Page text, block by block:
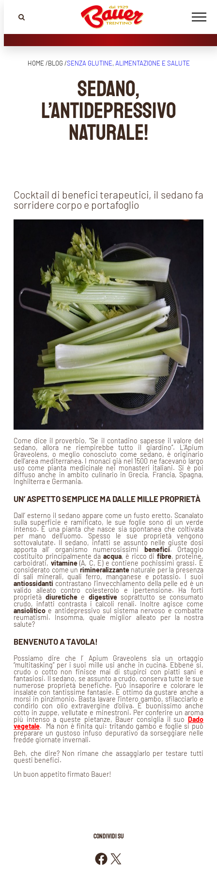
HOME /BLOG /SENZA GLUTINE, ALIMENTAZIONE E SALUTE
SEDANO,
l’antidepressivo
naturale!
Cocktail di benefici terapeutici, il sedano fa
sorridere corpo e portafoglio
Come dice il proverbio, “Se il contadino sapesse il valore del
sedano, allora ne riempirebbe tutto il giardino”. L’Apium
Graveolens, o meglio conosciuto come sedano, è originario
dell’area mediterranea. I monaci già nel 1500 ne facevano largo
uso come pianta medicinale nei monasteri italiani. Si è poi
diffuso anche in ambito culinario in Grecia, Francia, Spagna,
Inghilterra e Germania.
UN’ ASPETTO SEMPLICE MA DALLE MILLE PROPRIETÀ
Dall’ esterno il sedano appare come un fusto eretto. Scanalato
sulla superficie e ramificato, le sue foglie sono di un verde
intenso. È una pianta che nasce sia spontanea che coltivata
per mano dell’uomo. Spesso le sue proprietà vengono
sottovalutate. Il sedano, infatti se assunto nelle giuste dosi
apporta all’ organismo numerosissimi benefici. Ortaggio
costituito principalmente da acqua, è ricco di fibre, proteine,
carboidrati, vitamine(A, C, E) e contiene pochissimi grassi. È
considerato come un rimineralizzante naturale per la presenza
di sali minerali, quali ferro, manganese e potassio. I suoi
antiossidanti contrastano l’invecchiamento della pelle ed è un
valido alleato contro colesterolo e ipertensione. Ha forti
proprietà diuretiche e digestivesoprattutto se consumato
crudo, infatti contrasta i calcoli renali. Inoltre agisce come
ansiolitico e antidepressivo sul sistema nervoso e combatte
reumatismi. Insomma, quale miglior alleato per la nostra
salute?
BENVENUTO A TAVOLA!
Possiamo dire che l’ Apium Graveolens sia un ortaggio
“multitasking” per i suoi mille usi anche in cucina. Ebbene si,
crudo o cotto non finisce mai di stupirci con piatti sani e
fantasiosi. Il sedano, se assunto a crudo, conserva tutte le sue
numerose proprietà benefiche. Può insaporire e colorare le
insalate con tantissime fantasie. È ottimo da gustare anche a
morsi in pinzimonio. Basta lavare l’intero gambo, sfilacciarlo e
condirlo con olio extravergine d’oliva. È buonissimo anche
cotto in zuppe, vellutate e minestroni. Per conferire un aroma
più intenso a queste pietanze, Bauer consiglia il suo Dado
vegetale. Ma non è finita qui: tritando gambo e foglie si può
preparare un gustoso infuso depurativo da sorseggiare nelle
fredde giornate invernali.
Beh, che dire? Non rimane che assaggiarlo per testare tutti
questi benefici.
Un buon appetito firmato Bauer!
CONDIVIDI SU
Condividi su Facebook
Condividi su X